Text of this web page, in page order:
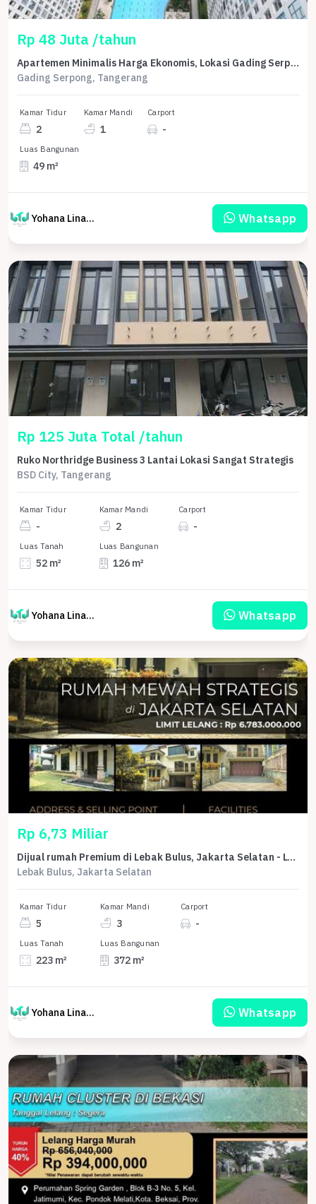
Rp 48 Juta /tahun
Apartemen Minimalis Harga Ekonomis, Lokasi Gading Serpong, Tangerang
Gading Serpong, Tangerang
Kamar Tidur
2
Kamar Mandi
1
Carport
-
Luas Bangunan
49 m²
Yohana Linawati Sutanto Whatsapp
Rp 125 Juta Total /tahun
Ruko Northridge Business 3 Lantai Lokasi Sangat Strategis
BSD City, Tangerang
Kamar Tidur
-
Kamar Mandi
2
Carport
-
Luas Tanah
52 m²
Luas Bangunan
126 m²
Yohana Linawati Sutanto Whatsapp
Rp 6,73 Miliar
Dijual rumah Premium di Lebak Bulus, Jakarta Selatan - LT 223m²
Lebak Bulus, Jakarta Selatan
Kamar Tidur
5
Kamar Mandi
3
Carport
-
Luas Tanah
223 m²
Luas Bangunan
372 m²
Yohana Linawati Sutanto Whatsapp